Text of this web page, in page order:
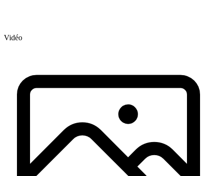
Vidéo